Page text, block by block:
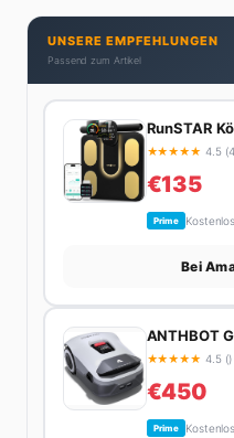
UNSERE EMPFEHLUNGEN
Passend zum Artikel
RunSTAR
★★★★★ 4.5
€135
Prime
Bei
ANTHBOT
★★★★★ 4.5 ()
€450
Prime